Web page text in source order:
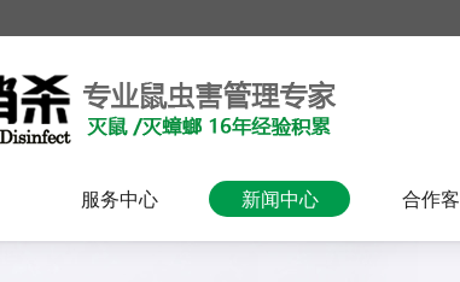
服务中心 新闻中心 合作